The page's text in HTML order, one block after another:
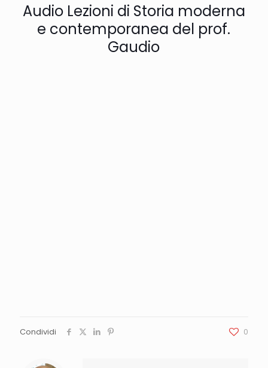
Audio Lezioni di Storia moderna
e contemporanea del prof.
Gaudio
Condividi 0